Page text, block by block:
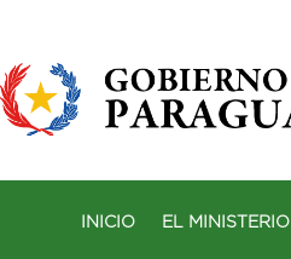
INICIO EL MINISTERIO